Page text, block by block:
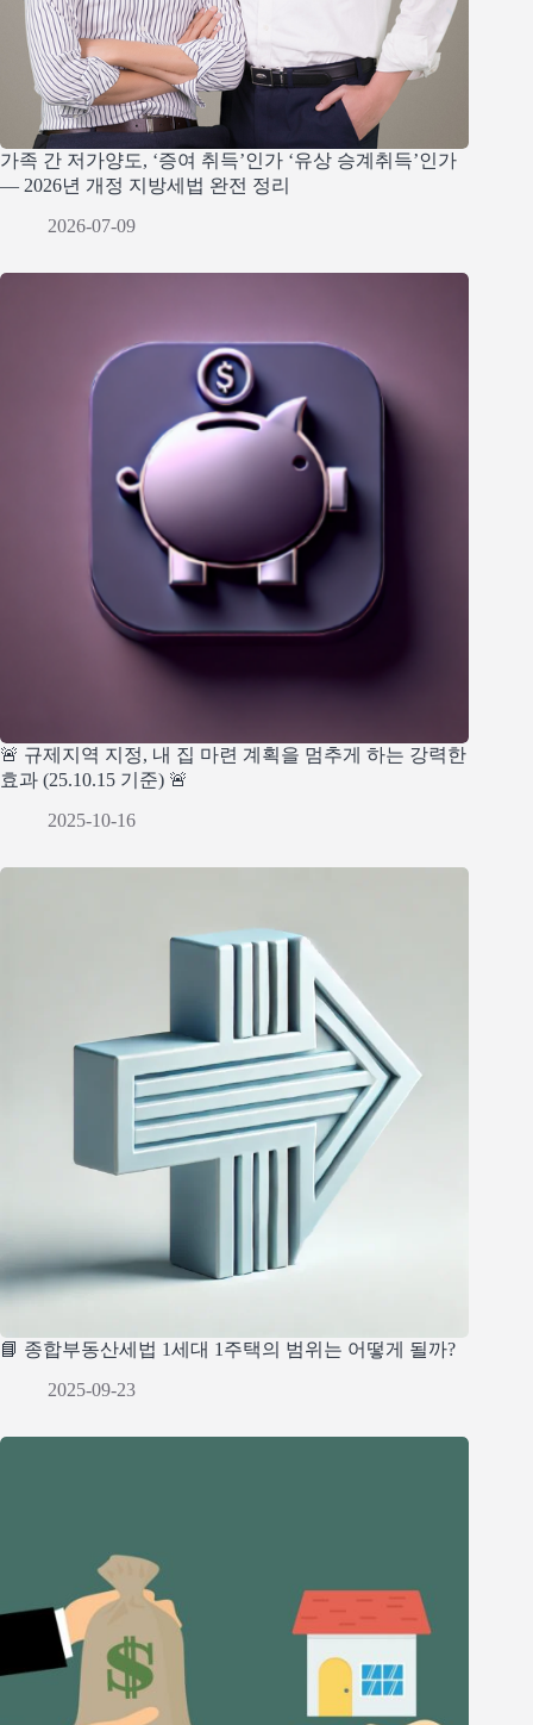
가족 간 저가양도, ‘증여 취득’인가 ‘유상 승계취득’인가
— 2026년 개정 지방세법 완전 정리
2026-07-09
🚨 규제지역 지정, 내 집 마련 계획을 멈추게 하는 강력한
효과 (25.10.15 기준) 🚨
2025-10-16
📘 종합부동산세법 1세대 1주택의 범위는 어떻게 될까?
2025-09-23